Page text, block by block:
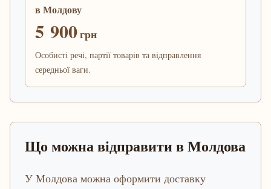
в Молдову
5 900грн
Особисті речі, партії товарів та відправлення
середньої ваги.
Що можна відправити в Молдова
У Молдова можна оформити доставку